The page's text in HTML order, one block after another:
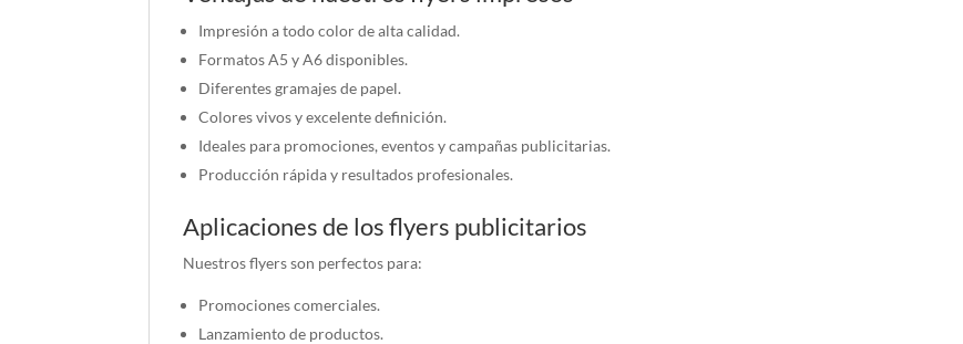
Impresión a todo color de alta calidad.
Formatos A5 y A6 disponibles.
Diferentes gramajes de papel.
Colores vivos y excelente definición.
Ideales para promociones, eventos y campañas publicitarias.
Producción rápida y resultados profesionales.
Aplicaciones de los flyers publicitarios
Nuestros flyers son perfectos para:
Promociones comerciales.
Lanzamiento de productos.